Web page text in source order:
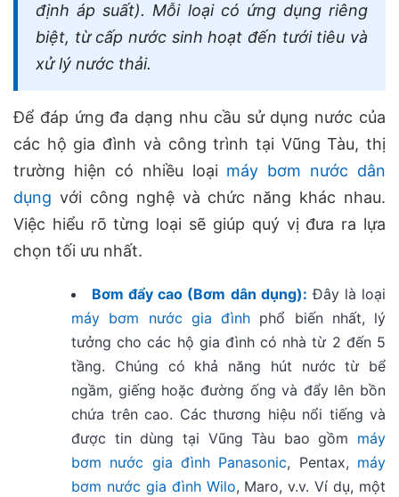
định áp suất). Mỗi loại có ứng dụng riêng
biệt, từ cấp nước sinh hoạt đến tưới tiêu và
xử lý nước thải.
Để đáp ứng đa dạng nhu cầu sử dụng nước của
các hộ gia đình và công trình tại Vũng Tàu, thị
trường hiện có nhiều loại máy bơm nước dân
dụng với công nghệ và chức năng khác nhau.
Việc hiểu rõ từng loại sẽ giúp quý vị đưa ra lựa
chọn tối ưu nhất.
Bơm đẩy cao (Bơm dân dụng): Đây là loại
máy bơm nước gia đình phổ biến nhất, lý
tưởng cho các hộ gia đình có nhà từ 2 đến 5
tầng. Chúng có khả năng hút nước từ bể
ngầm, giếng hoặc đường ống và đẩy lên bồn
chứa trên cao. Các thương hiệu nổi tiếng và
được tin dùng tại Vũng Tàu bao gồm máy
bơm nước gia đình Panasonic, Pentax, máy
bơm nước gia đình Wilo, Maro, v.v. Ví dụ, một